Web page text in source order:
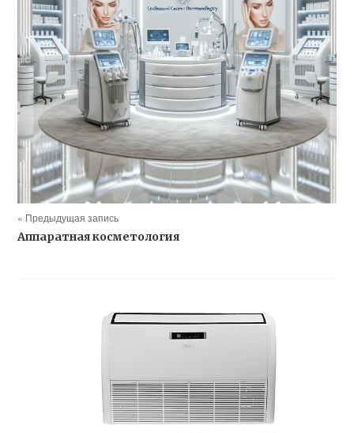
« Предыдущая запись
Аппаратная косметология